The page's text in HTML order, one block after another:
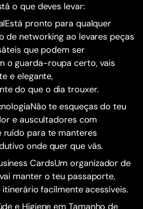
o que deves levar:
pronto para qualquer
de networking ao levares peças
que podem ser
o guarda-roupa certo, vais
e elegante,
do que o dia trouxer.
te esqueças do teu
e auscultadores com
ruído para te manteres
onde quer que vás.
CardsUm organizador de
manter o teu passaporte,
itinerário facilmente acessíveis.
e Higiene em Tamanho de